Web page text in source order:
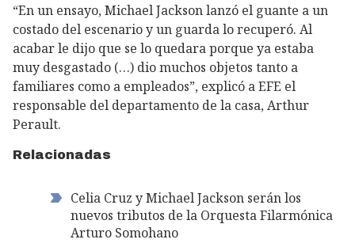
“En un ensayo, Michael Jackson lanzó el guante a un
costado del escenario y un guarda lo recuperó. Al
acabar le dijo que se lo quedara porque ya estaba
muy desgastado (…) dio muchos objetos tanto a
familiares como a empleados”, explicó a EFE el
responsable del departamento de la casa, Arthur
Perault.
Relacionadas
Celia Cruz y Michael Jackson serán los
nuevos tributos de la Orquesta Filarmónica
Arturo Somohano